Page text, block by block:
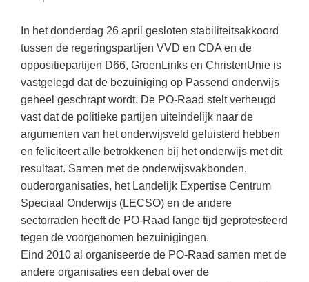
Cito toets
Eindexamens
iPad scholen
NIEUWSARCHIEF
Augustus 2026
Juli 2026
Juni 2026
Mei 2026
April 2026
verpakking tot nieuwe grondstof’
Gastles Zeebenen in de klas
Cursus Leer het heelal begrijpen
Van verdunningscalculator tot
practicumvoorbereiding: gratis online
hulpmiddelen voor science-docenten en
TOA's
DGM in de klas
Kerst kleurplaten
PUZZELS
Woordpuzzels
Kruiswoordpuzzels
LEUK IN DE KLAS
Raadsels
Rebussen
Biologie
Burgerschap
Ckv
Duits
Economie
Engels
Filosofie
Frans
Fries (Frysk)
Geschiedenis
Handelswetenschappen
Boek: Kleine werelden van het zonnestelsel
Leren met klassieke muziek
Lasermachine voor het onderwijs
Lasergraaf
Onderwijs opleidingen
Gratis lesmateriaal Dove self-esteem
Ontdek Memo voor de onderbouw zelf!
Maak uw leerlingen mediawijs!
Rekentuin: altijd en overal rekenen oefenen
op je eigen niveau
Taalzee: adaptief oefenen en toetsen
Theater als middel voor het aanleren van
sociale vaardigheden
In het donderdag 26 april gesloten stabiliteitsakkoord
tussen de regeringspartijen VVD en CDA en de
oppositiepartijen D66, GroenLinks en ChristenUnie is
vastgelegd dat de bezuiniging op Passend onderwijs
geheel geschrapt wordt. De PO-Raad stelt verheugd
vast dat de politieke partijen uiteindelijk naar de
argumenten van het onderwijsveld geluisterd hebben
en feliciteert alle betrokkenen bij het onderwijs met dit
resultaat. Samen met de onderwijsvakbonden,
ouderorganisaties, het Landelijk Expertise Centrum
Speciaal Onderwijs (LECSO) en de andere
sectorraden heeft de PO-Raad lange tijd geprotesteerd
tegen de voorgenomen bezuinigingen.
Eind 2010 al organiseerde de PO-Raad samen met de
andere organisaties een debat over de